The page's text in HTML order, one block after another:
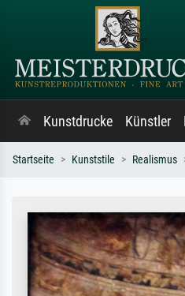
Kunstdrucke Künstler
Startseite Kunststile Realismus